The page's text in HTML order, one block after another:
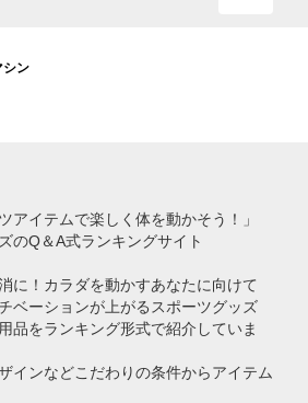
シン
アイテムで楽しく体を動かそう！」
のQ＆A式ランキングサイト
に！カラダを動かすあなたに向けて
ベーションが上がるスポーツグッズ
品をランキング形式で紹介していま
インなどこだわりの条件からアイテム